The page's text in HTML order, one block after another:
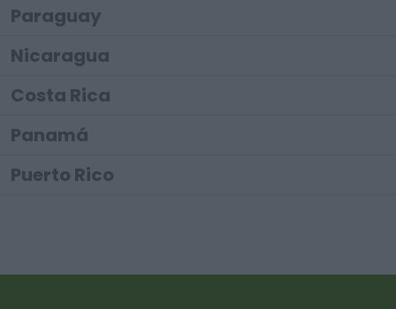
Paraguay
Nicaragua
Costa Rica
Panamá
Puerto Rico